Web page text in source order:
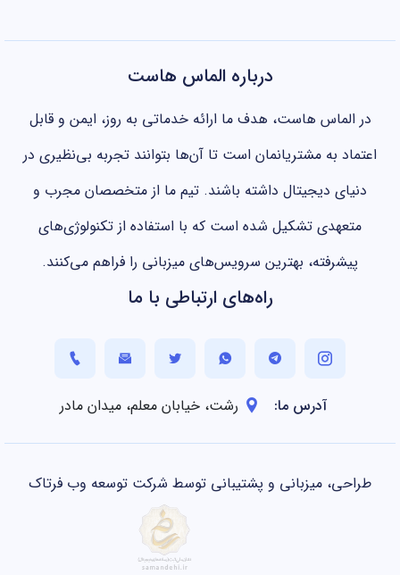
درباره الماس هاست
هاست، هدف ما ارائه خدماتی به روز، ایمن و قابل
به مشتریانمان است تا آن‌ها بتوانند تجربه بی‌نظیری در
دیجیتال داشته باشند. تیم ما از متخصصان مجرب و
تشکیل شده است که با استفاده از تکنولوژی‌های
بهترین سرویس‌های میزبانی را فراهم می‌کنند.
راه‌های ارتباطی با ما
رشت، خیابان معلم، میدان مادر
میزبانی و پشتیبانی توسط شرکت توسعه وب فرتاک